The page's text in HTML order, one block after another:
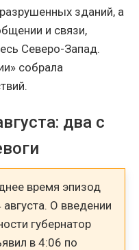
зданий, а
и связи,
Северо-Запад.
собрала
два с
время эпизод
О введении
губернатор
в 4:06 по